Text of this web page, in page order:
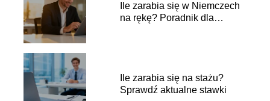
Ile zarabia się w Niemczech
na rękę? Poradnik dla
Ile zarabia się na stażu?
Sprawdź aktualne stawki